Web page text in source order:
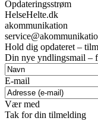
Opdateringsstrøm
HelseHelte.dk
akommunikation
Hold dig opdateret –
Din nye yndlingsmail –
E-mail
Vær med
Tak for din tilmelding